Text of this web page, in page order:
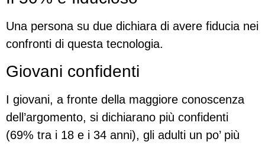
Una persona su due dichiara di avere fiducia nei
confronti di questa tecnologia.
Giovani confidenti
I giovani, a fronte della maggiore conoscenza
dell’argomento, si dichiarano più confidenti
(69% tra i 18 e i 34 anni), gli adulti un po’ più